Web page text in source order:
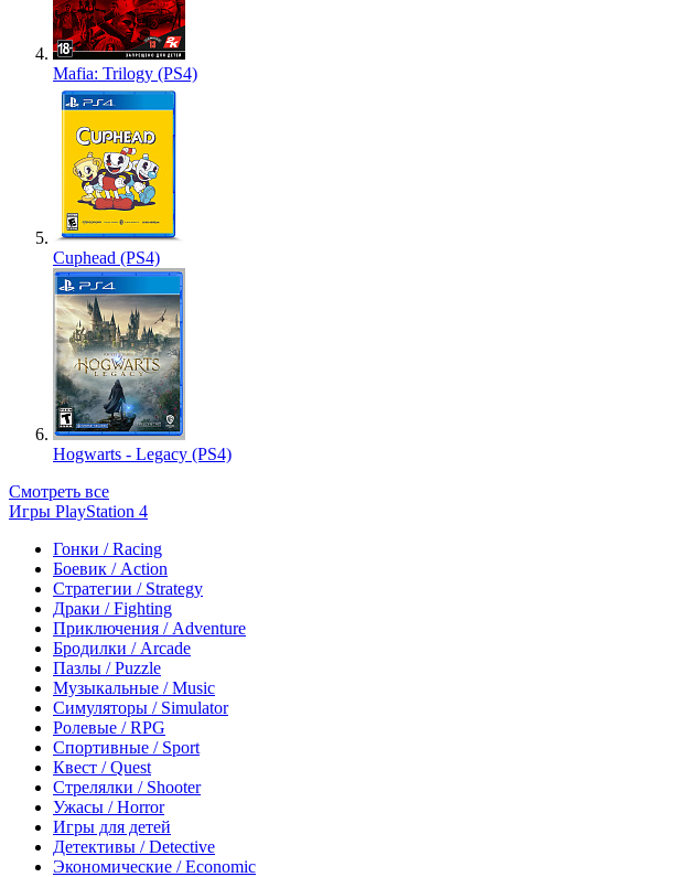
Mafia: Trilogy (PS4)
Cuphead (PS4)
Hogwarts - Legacy (PS4)
Смотреть все
Игры PlayStation 4
Гонки / Racing
Боевик / Action
Стратегии / Strategy
Драки / Fighting
Приключения / Adventure
Бродилки / Arcade
Пазлы / Puzzle
Музыкальные / Music
Симуляторы / Simulator
Ролевые / RPG
Спортивные / Sport
Квест / Quest
Стрелялки / Shooter
Ужасы / Horror
Игры для детей
Детективы / Detective
Экономические / Economic